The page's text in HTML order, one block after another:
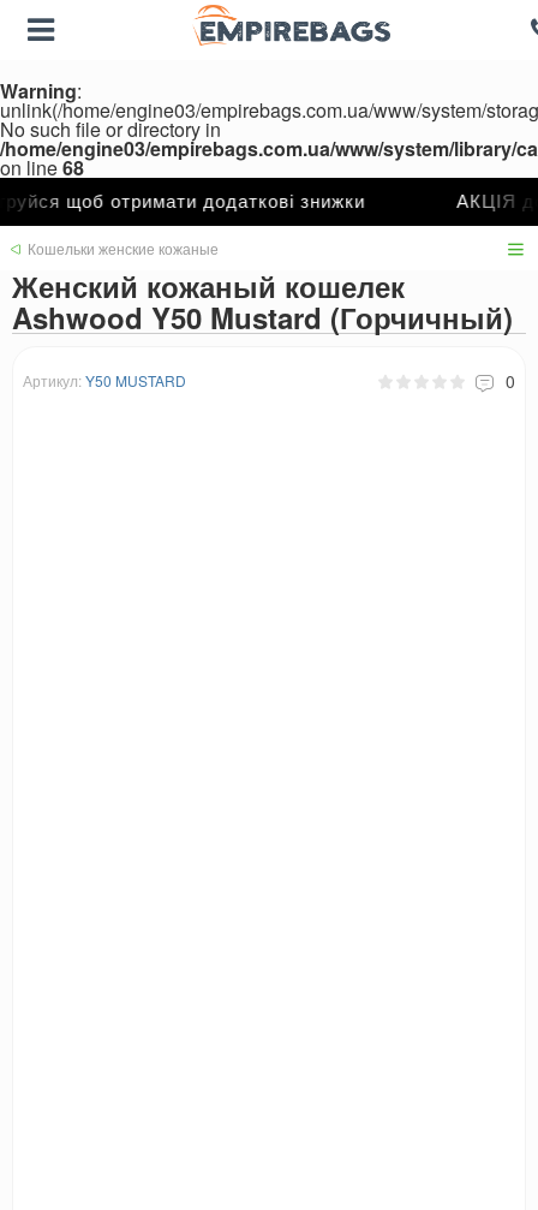
Warning:
unlink(/home/engine03/empirebags.com.ua/www/system/
No such file or directory in
/home/engine03/empirebags.com.ua/www/system/library/
on line68
щоб отримати додаткові знижки АКЦІЯ до
Кошельки женские кожаные
Женский кожаный кошелек
Ashwood Y50 Mustard (Горчичный)
Артикул: Y50 MUSTARD 0